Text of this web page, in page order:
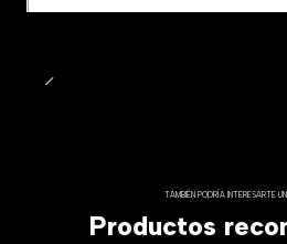
TAMBIÉN PODRÍA INTERESARTE
Productos